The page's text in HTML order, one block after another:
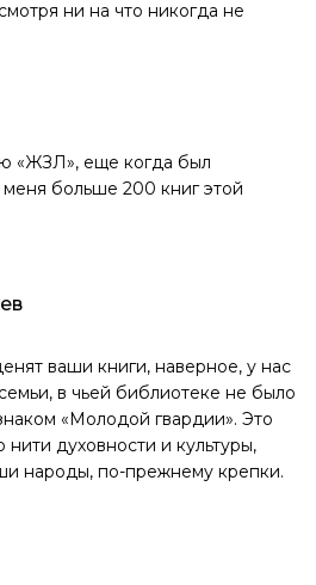
ни на что никогда не
«ЖЗЛ», еще когда был
больше 200 книг этой
ваши книги, наверное, у нас
в чьей библиотеке не было
«Молодой гвардии». Это
нити духовности и культуры,
народы, по-прежнему крепки.